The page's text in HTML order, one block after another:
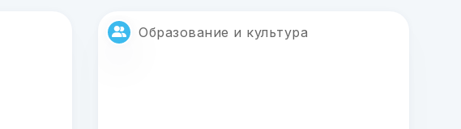
Образование и культура